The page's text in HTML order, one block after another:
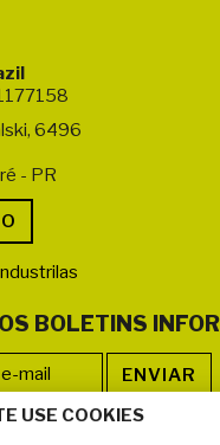
6496
- PR
BOLETINS
USE COOKIES